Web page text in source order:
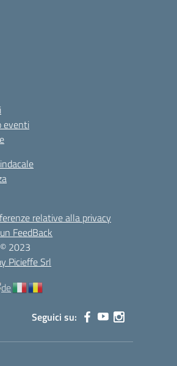
eventi
relative alla privacy
FeedBack
2023
Picieffe Srl
Seguici su: